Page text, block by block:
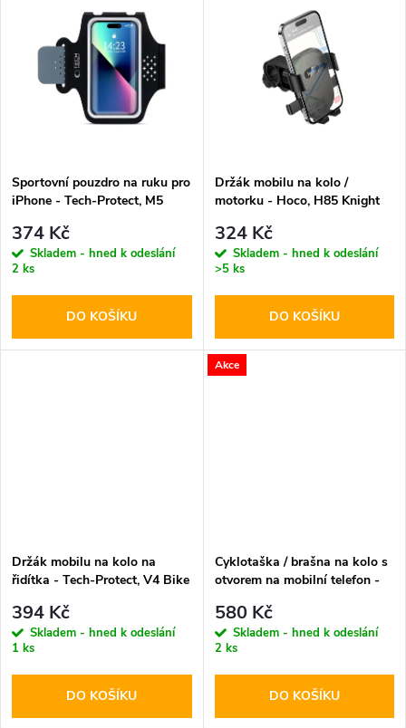
Sportovní pouzdro na ruku pro
iPhone - Tech-Protect, M5
374 Kč
Skladem - hned k odeslání
2 ks
DO KOŠÍKU
Držák mobilu na kolo /
motorku - Hoco, H85 Knight
324 Kč
Skladem - hned k odeslání
>5 ks
DO KOŠÍKU
Držák mobilu na kolo na
řidítka - Tech-Protect, V4 Bike
394 Kč
Skladem - hned k odeslání
1 ks
DO KOŠÍKU
Akce
Cyklotaška / brašna na kolo s
otvorem na mobilní telefon -
580 Kč
Skladem - hned k odeslání
2 ks
DO KOŠÍKU